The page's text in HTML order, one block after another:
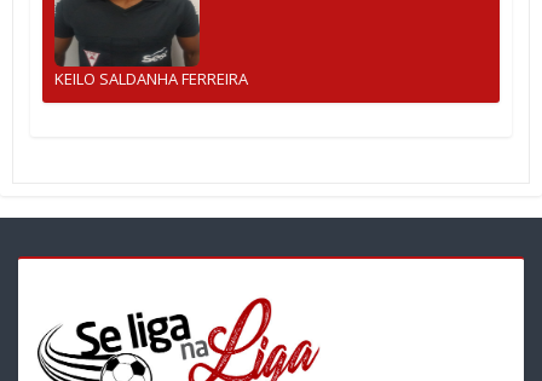
KEILO SALDANHA FERREIRA